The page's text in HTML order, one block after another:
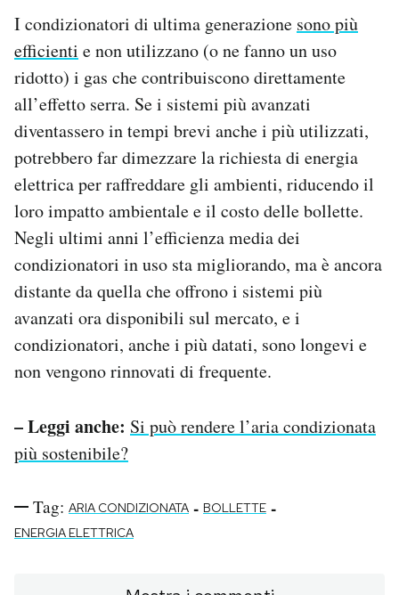
I condizionatori di ultima generazione sono più
efficienti e non utilizzano (o ne fanno un uso
ridotto) i gas che contribuiscono direttamente
all’effetto serra. Se i sistemi più avanzati
diventassero in tempi brevi anche i più utilizzati,
potrebbero far dimezzare la richiesta di energia
elettrica per raffreddare gli ambienti, riducendo il
loro impatto ambientale e il costo delle bollette.
Negli ultimi anni l’efficienza media dei
condizionatori in uso sta migliorando, ma è ancora
distante da quella che offrono i sistemi più
avanzati ora disponibili sul mercato, e i
condizionatori, anche i più datati, sono longevi e
non vengono rinnovati di frequente.
– Leggi anche: Si può rendere l’aria condizionata
più sostenibile?
Tag: ARIA CONDIZIONATA - BOLLETTE -
ENERGIA ELETTRICA